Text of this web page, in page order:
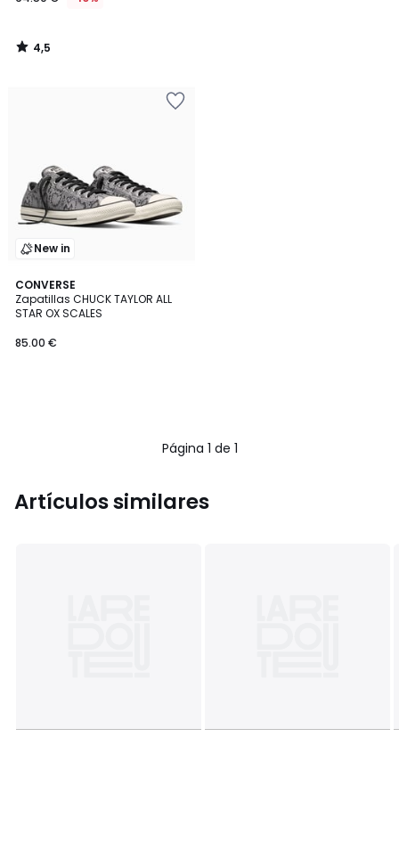
4,5
/
New in
CONVERSE
Zapatillas CHUCK TAYLOR ALL
STAR OX SCALES
85.00 €
Página 1 de 1
Artículos similares